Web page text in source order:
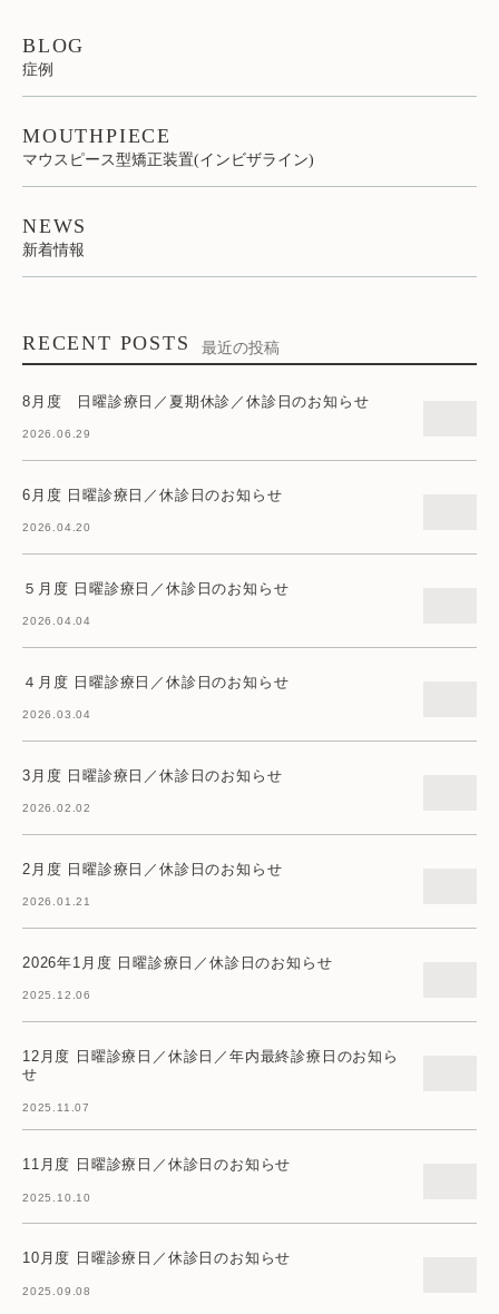
BLOG
症例
MOUTHPIECE
マウスピース型矯正装置(インビザライン)
NEWS
新着情報
RECENT POSTS 最近の投稿
8月度 日曜診療日／夏期休診／休診日のお知らせ
2026.06.29
6月度 日曜診療日／休診日のお知らせ
2026.04.20
５月度 日曜診療日／休診日のお知らせ
2026.04.04
４月度 日曜診療日／休診日のお知らせ
2026.03.04
3月度 日曜診療日／休診日のお知らせ
2026.02.02
2月度 日曜診療日／休診日のお知らせ
2026.01.21
2026年1月度 日曜診療日／休診日のお知らせ
2025.12.06
12月度 日曜診療日／休診日／年内最終診療日のお知ら
せ
2025.11.07
11月度 日曜診療日／休診日のお知らせ
2025.10.10
10月度 日曜診療日／休診日のお知らせ
2025.09.08